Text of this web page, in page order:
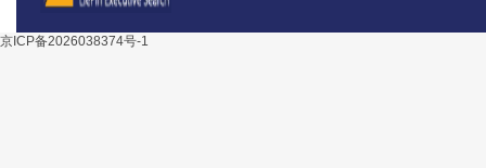
京ICP备2026038374号-1